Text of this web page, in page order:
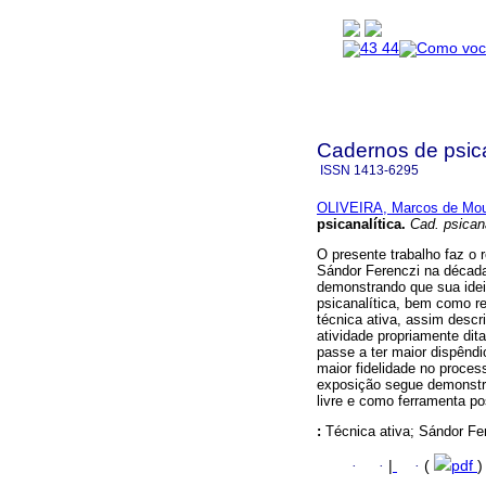
Cadernos de
ISSN 1413-6295
OLIVEIRA, Marcos de
psicanalítica. Cad.
O presente trabalho faz o
Sándor Ferenczi na
demonstrando que sua
psicanalítica, bem como
técnica ativa, assim
atividade propriamente
passe a ter maior
maior fidelidade no
exposição segue
livre e como ferramenta
: Técnica ativa; Sándor
· · · ( pdf )